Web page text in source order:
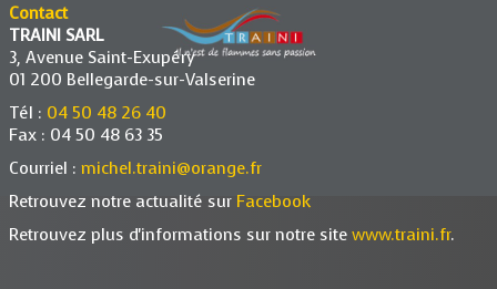
Contact
TRAINI SARL
3, Avenue Saint-Exupéry
01 200 Bellegarde-sur-Valserine
Tél : 04 50 48 26 40
Fax : 04 50 48 63 35
Courriel : michel.traini@orange.fr
Retrouvez notre actualité sur Facebook
Retrouvez plus d'informations sur notre site www.traini.fr.